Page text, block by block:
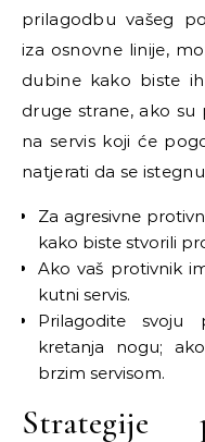
prilagodbu vašeg
iza osnovne linije,
dubine kako biste
druge strane, ako su
na servis koji će
natjerati da se
Za agresivne
kako biste stvorili
Ako vaš protivnik
kutni servis.
Prilagodite svoju
kretanja nogu;
brzim servisom.
Strategije